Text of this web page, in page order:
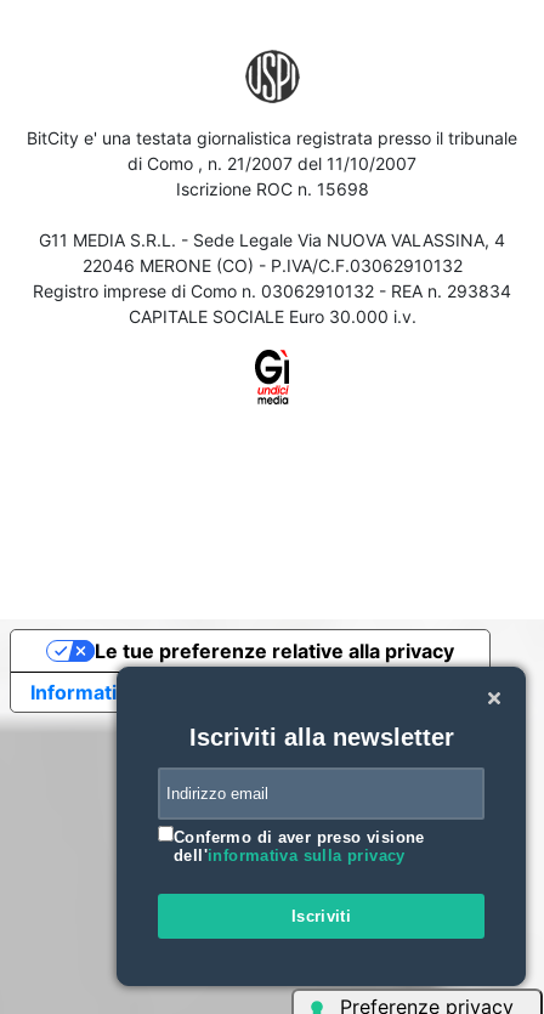
BitCity e' una testata giornalistica registrata presso il tribunale
di Como , n. 21/2007 del 11/10/2007
Iscrizione ROC n. 15698
G11 MEDIA S.R.L. - Sede Legale Via NUOVA VALASSINA, 4
22046 MERONE (CO) - P.IVA/C.F.03062910132
Registro imprese di Como n. 03062910132 - REA n. 293834
CAPITALE SOCIALE Euro 30.000 i.v.
Iscriviti alla newsletter
Confermo di aver preso visione
dell'informativa sulla privacy
Iscriviti
Informativa sulla raccolta
Le tue preferenze relative alla privacy